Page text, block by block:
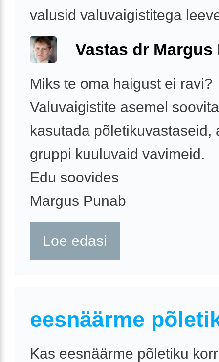
valusid valuvaigistitega
Vastas dr Margus
Miks te oma haigust ei ravi?
Valuvaigistite asemel
kasutada põletikuvastaseid,
gruppi kuuluvaid vavimeid.
Edu soovides
Margus Punab
Loe edasi
eesnäärme
Kas eesnäärme põletiku